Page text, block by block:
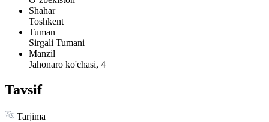
Shahar
Toshkent
Tuman
Sirgali Tumani
Manzil
Jahonaro ko'chasi, 4
Tavsif
Tarjima